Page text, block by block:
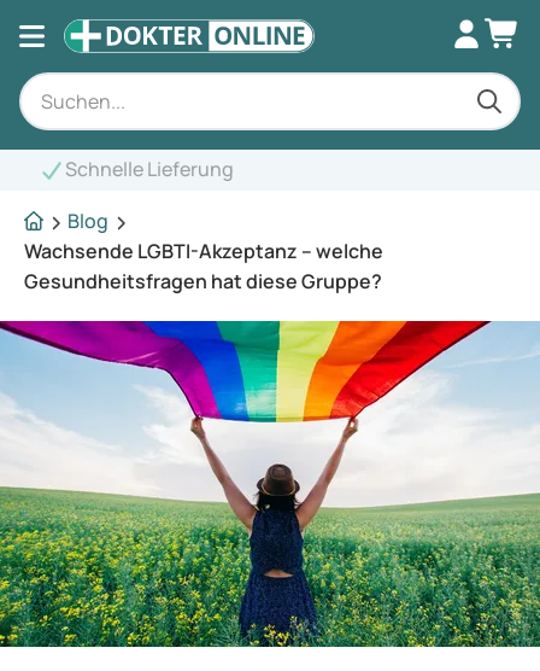
Blog
Wachsende LGBTI-Akzeptanz – welche
Gesundheitsfragen hat diese Gruppe?